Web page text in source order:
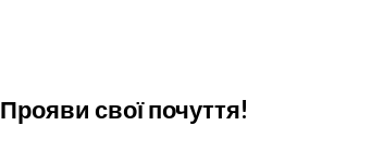
Прояви свої почуття!